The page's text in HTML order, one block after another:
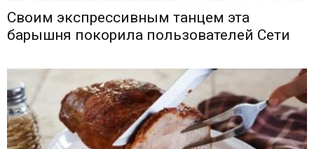
Своим экспрессивным танцем эта
барышня покорила пользователей Сети